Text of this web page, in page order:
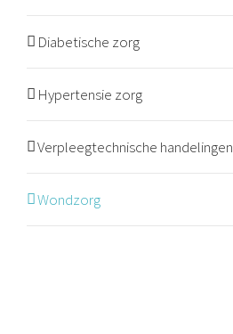
Diabetische zorg
Hypertensie zorg
Verpleegtechnische handelingen
Wondzorg